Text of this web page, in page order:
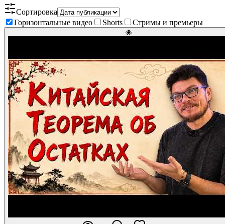
Сортировка
Горизонтальные видео
Shorts Стримы и премьеры
🐙